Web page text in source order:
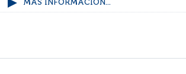
MÁS INFORMACIÓN...